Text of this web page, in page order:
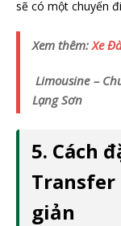
sẽ có một chuyến
Xem thêm: Xe
Limousine –
Lạng Sơn
5. Cách
giản